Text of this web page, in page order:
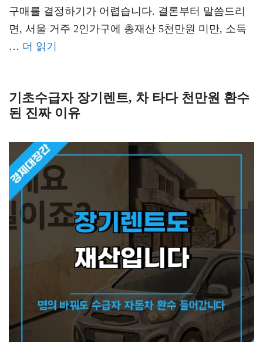
구매를 결정하기가 어렵습니다. 결론부터 말씀드리
면, 서울 거주 2인가구에 총재산 5천만원 미만, 소득
… 더 읽기
기초수급자 장기렌트, 차 타다 천만원 환수
된 진짜 이유